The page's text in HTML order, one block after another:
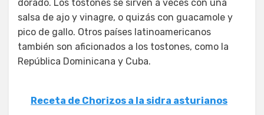
dorado. Los tostones se sirven a veces con una
salsa de ajo y vinagre, o quizás con guacamole y
pico de gallo. Otros países latinoamericanos
también son aficionados a los tostones, como la
República Dominicana y Cuba.
Receta de Chorizos a la sidra asturianos